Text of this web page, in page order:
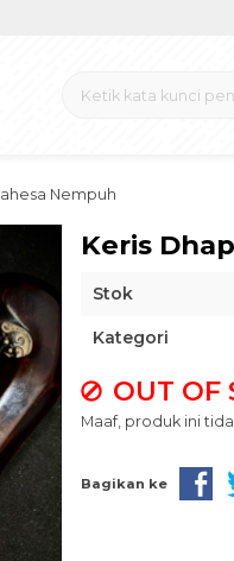
Nempuh
Keris
Stok
Kategori
OUT OF
Maaf, produk ini
Bagikan ke